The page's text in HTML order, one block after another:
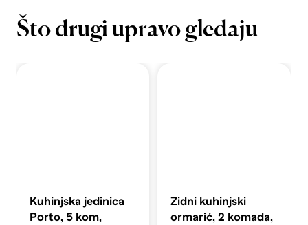
Što drugi upravo gledaju
Kuhinjska jedinica
Porto, 5 kom,
Zidni kuhinjski
ormarić, 2 komada,